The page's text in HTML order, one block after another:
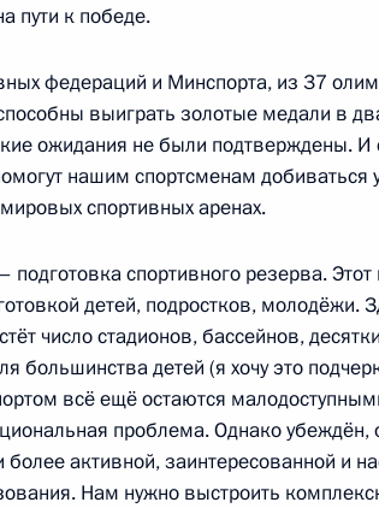
спорта «Айсберг»
подготовки к Олимпиаде 2014 года
физической культуры и
пути к победе.
федераций и Минспорта, из 37
выиграть золотые медали в
ожидания не были подтверждены. И
нашим спортсменам добиваться
спортивных аренах.
спортивного резерва. Этот
детей, подростков, молодёжи.
число стадионов, бассейнов,
большинства детей (я хочу это
всё ещё остаются
проблема. Однако
активной, заинтересованной и
Нам нужно выстроить